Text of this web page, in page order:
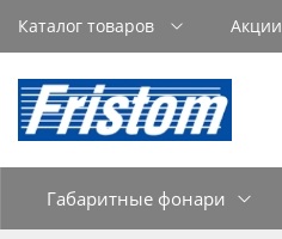
Каталог товаров Акции
Габаритные фонари